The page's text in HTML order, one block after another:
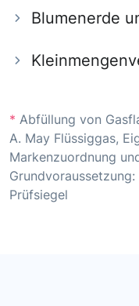
Blumenerde
* Abfüllung von
A. May Flüssiggas,
Markenzuordnung
Prüfsiegel